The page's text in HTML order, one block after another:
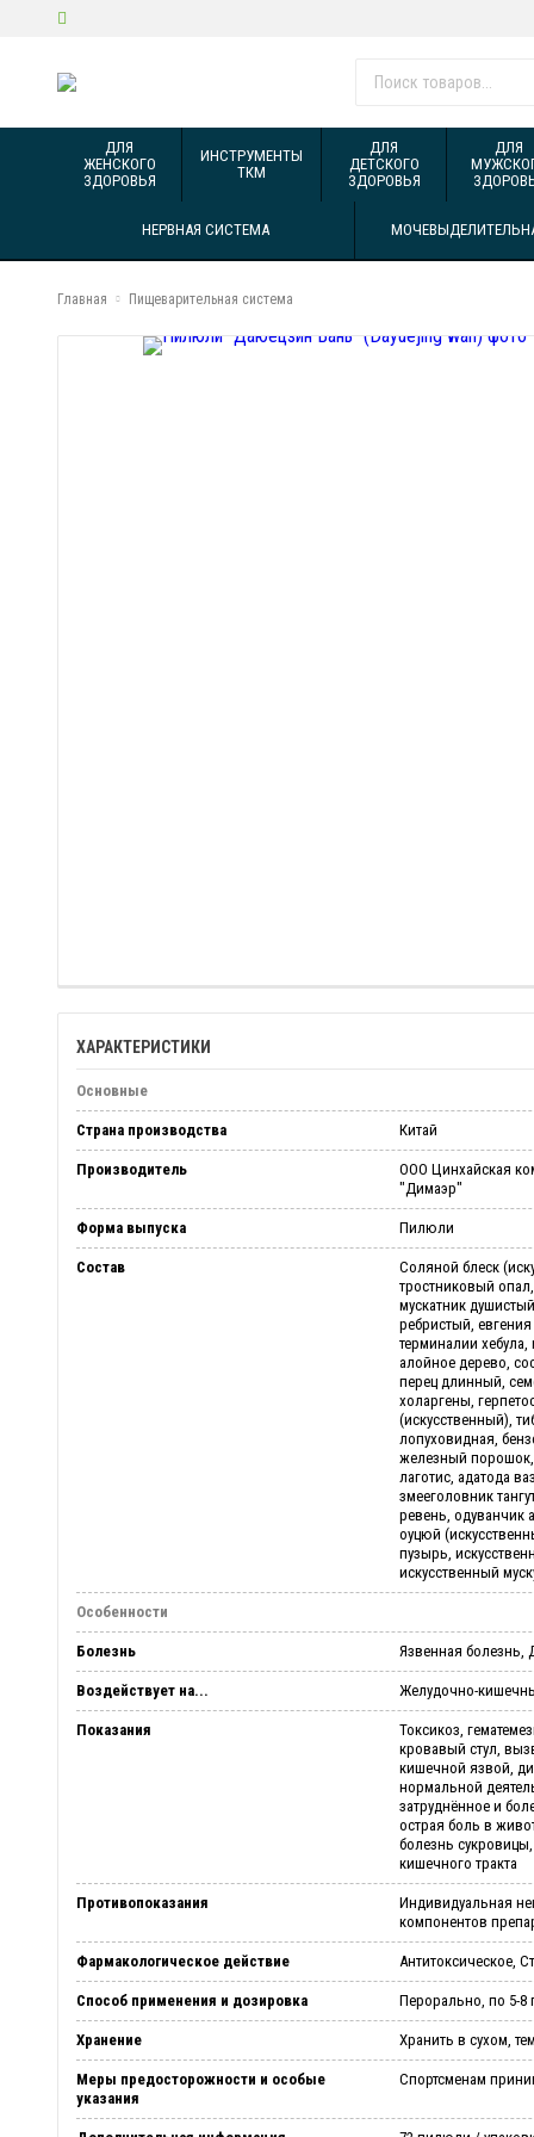
ДЛЯ
ЖЕНСКОГО
ЗДОРОВЬЯ
ИНСТРУМЕНТЫ
ТКМ
ДЛЯ
ДЕТСКОГО
ЗДОРОВЬЯ
ДЛЯ
НЕРВНАЯ СИСТЕМА
Главная Пищеварительная система
ХАРАКТЕРИСТИКИ
Основные
Страна производства Китай
Производитель
ООО Цинхайская
"Димаэр"
Форма выпуска Пилюли
Состав
Соляной блеск
тростниковый
мускатник
ребристый,
терминалии
алойное дерево,
перец длинный,
холаргены,
(искусственный),
лопуховидная,
железный порошок,
лаготис, адатода
змееголовник
ревень, одуванчик
оуцюй
пузырь,
искусственный
Особенности
Болезнь Язвенная болезнь,
Воздействует на... Желудочно-
Показания
Токсикоз,
кровавый стул,
кишечной язвой,
нормальной
затруднённое и
острая боль в
болезнь
кишечного тракта
Противопоказания
Индивидуальная
компонентов
Фармакологическое действие Антитоксическое,
Способ применения и дозировка Перорально, по 5-8
Хранение Хранить в сухом,
Меры предосторожности и особые
указания
Спортсменам